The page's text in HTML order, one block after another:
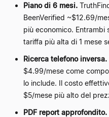
Piano di 6 mesi.
BeenVerified ~$12.69/
più economico. Entrambi
tariffa più alta di 1 mese
Ricerca telefono inversa.
$4.99/mese come
lo include. Il costo
$5/mese più alto del
PDF report approfondito.